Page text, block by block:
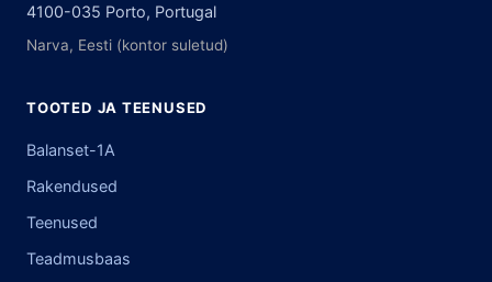
4100-035 Porto, Portugal
Narva, Eesti (kontor suletud)
TOOTED JA TEENUSED
Balanset-1A
Rakendused
Teenused
Teadmusbaas